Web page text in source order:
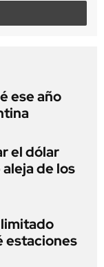
ese año
el dólar
de los
estaciones